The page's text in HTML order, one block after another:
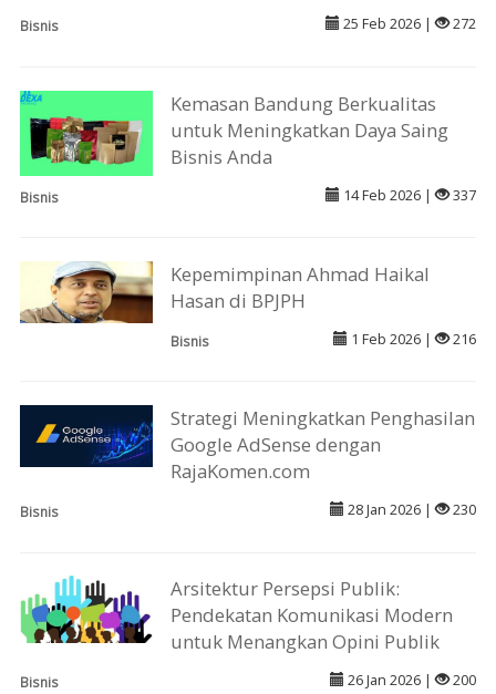
Bisnis 25 Feb 2026 | 272
Kemasan Bandung Berkualitas
untuk Meningkatkan Daya Saing
Bisnis Anda
Bisnis 14 Feb 2026 | 337
Kepemimpinan Ahmad Haikal
Hasan di BPJPH
Bisnis 1 Feb 2026 | 216
Strategi Meningkatkan Penghasilan
Google AdSense dengan
RajaKomen.com
Bisnis 28 Jan 2026 | 230
Arsitektur Persepsi Publik:
Pendekatan Komunikasi Modern
untuk Menangkan Opini Publik
Bisnis 26 Jan 2026 | 200